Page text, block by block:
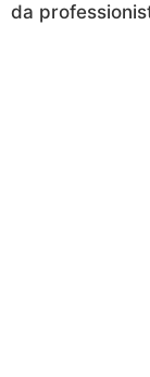
da